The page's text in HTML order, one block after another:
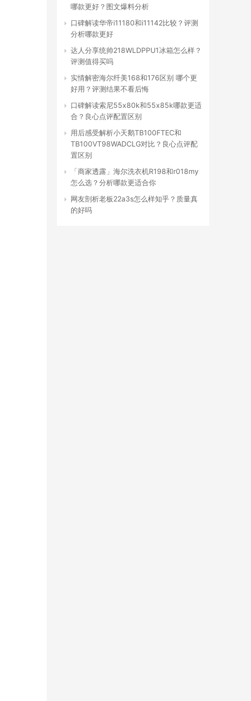
哪款更好？图文爆料分析
口碑解读华帝i11180和i11142比较？评测
分析哪款更好
达人分享统帅218WLDPPU1冰箱怎么样？
评测值得买吗
实情解密海尔纤美168和176区别 哪个更
好用？评测结果不看后悔
口碑解读索尼55x80k和55x85k哪款更适
合？良心点评配置区别
用后感受解析小天鹅TB100FTEC和
TB100VT98WADCLG对比？良心点评配
置区别
「商家透露」海尔洗衣机R198和r018my
怎么选？分析哪款更适合你
网友剖析老板22a3s怎么样知乎？质量真
的好吗